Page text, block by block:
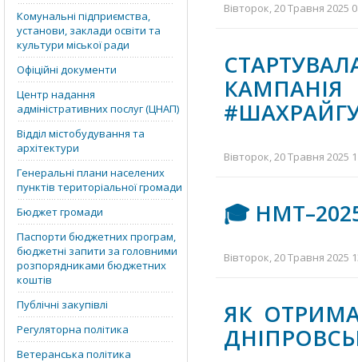
Комунальні підприємства,
установи, заклади освіти та
культури міської ради
Офіційні документи
Центр надання
адміністративних послуг (ЦНАП)
Відділ містобудування та
архітектури
Генеральні плани населених
пунктів територіальної громади
Бюджет громади
Паспорти бюджетних програм,
бюджетні запити за головними
розпорядниками бюджетних
коштів
Публічні закупівлі
Регуляторна політика
Ветеранська політика
Вівторок, 20 Травня 2025
Вівторок, 20 Травня 2025
🎓
Вівторок, 20 Травня 2025
ЯК